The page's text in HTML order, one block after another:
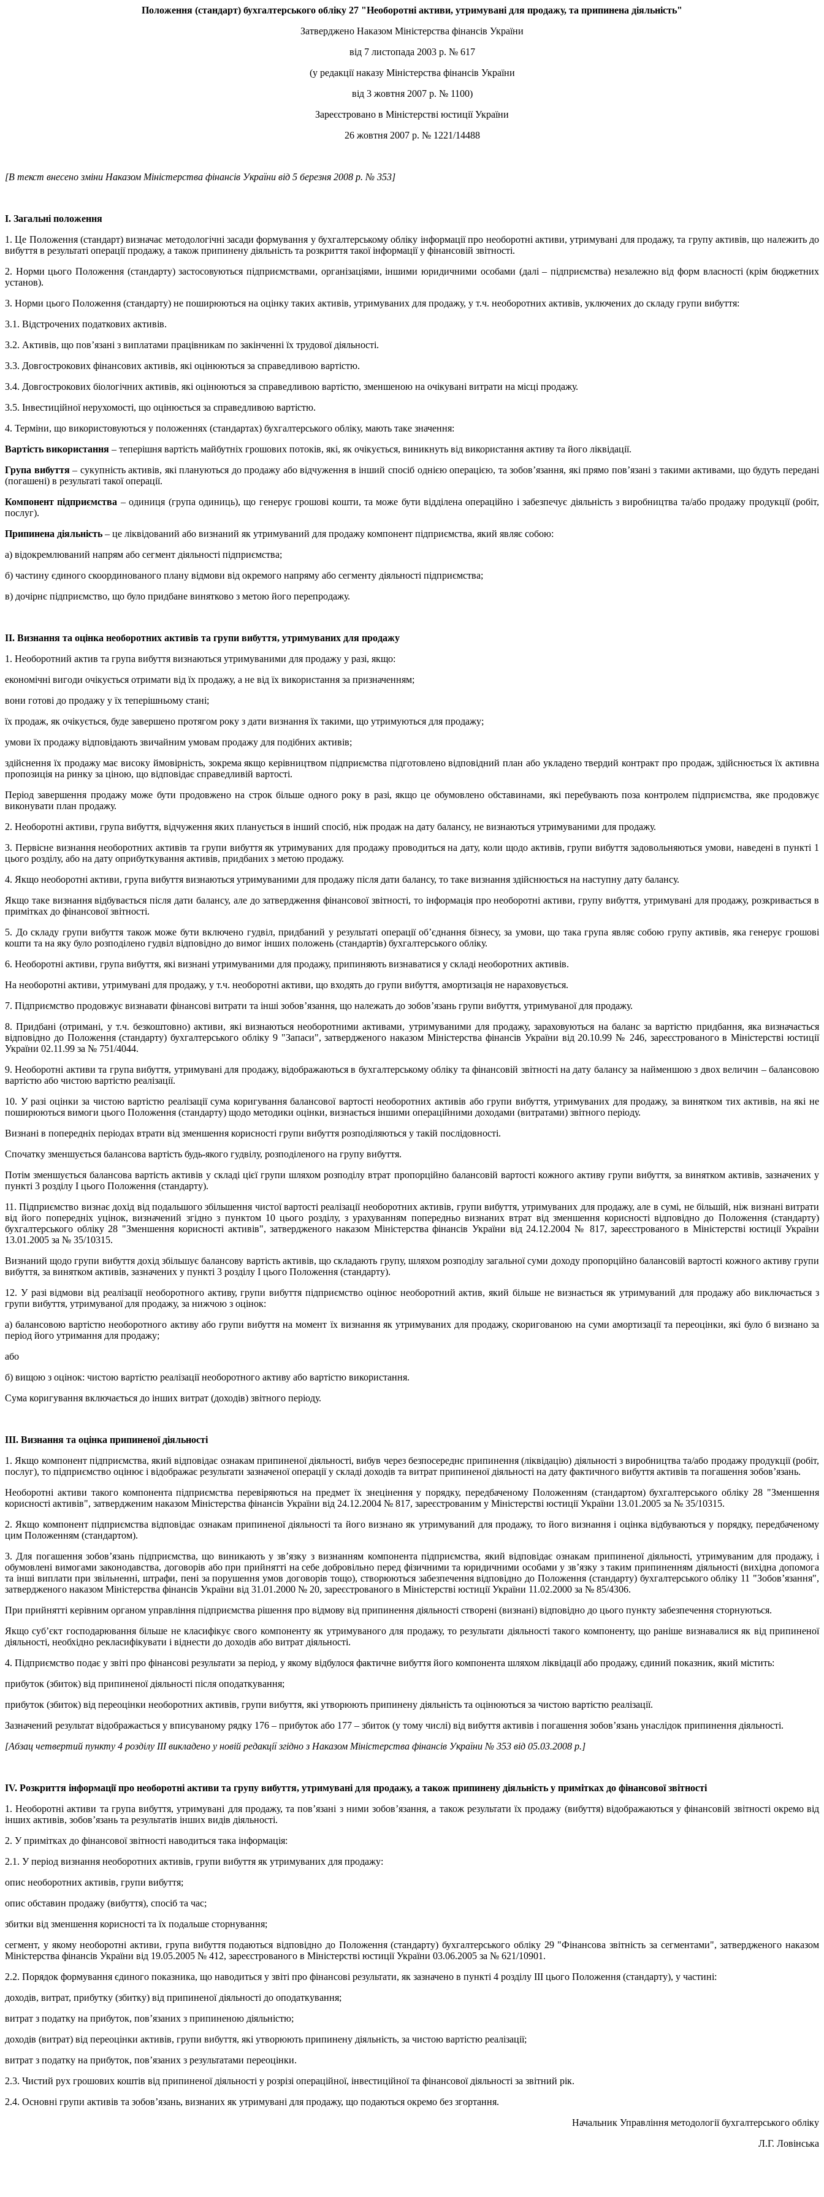
Положення (стандарт) бухгалтерського обліку 27 "Необоротні активи, утримувані для продажу, та припинена діяльність"
Затверджено Наказом Міністерства фінансів України
від 7 листопада 2003 р. № 617
(у редакції наказу Міністерства фінансів України
від 3 жовтня 2007 р. № 1100)
Зареєстровано в Міністерстві юстиції України
26 жовтня 2007 р. № 1221/14488
[В текст внесено зміни Наказом Міністерства фінансів України від 5 березня 2008 р. № 353]
І. Загальні положення
1. Це Положення (стандарт) визначає методологічні засади формування у бухгалтерському обліку інформації про необоротні активи, утримувані для продажу, та групу активів, що належить до
вибуття в результаті операції продажу, а також припинену діяльність та розкриття такої інформації у фінансовій звітності.
2. Норми цього Положення (стандарту) застосовуються підприємствами, організаціями, іншими юридичними особами (далі – підприємства) незалежно від форм власності (крім бюджетних
установ).
3. Норми цього Положення (стандарту) не поширюються на оцінку таких активів, утримуваних для продажу, у т.ч. необоротних активів, уключених до складу групи вибуття:
3.1. Відстрочених податкових активів.
3.2. Активів, що пов’язані з виплатами працівникам по закінченні їх трудової діяльності.
3.3. Довгострокових фінансових активів, які оцінюються за справедливою вартістю.
3.4. Довгострокових біологічних активів, які оцінюються за справедливою вартістю, зменшеною на очікувані витрати на місці продажу.
3.5. Інвестиційної нерухомості, що оцінюється за справедливою вартістю.
4. Терміни, що використовуються у положеннях (стандартах) бухгалтерського обліку, мають таке значення:
Вартість використання – теперішня вартість майбутніх грошових потоків, які, як очікується, виникнуть від використання активу та його ліквідації.
Група вибуття– сукупність активів, які плануються до продажу або відчуження в інший спосіб однією операцією, та зобов’язання, які прямо пов’язані з такими активами, що будуть передані
(погашені) в результаті такої операції.
Компонент підприємства – одиниця (група одиниць), що генерує грошові кошти, та може бути відділена операційно і забезпечує діяльність з виробництва та/або продажу продукції (робіт,
послуг).
Припинена діяльність – це ліквідований або визнаний як утримуваний для продажу компонент підприємства, який являє собою:
а) відокремлюваний напрям або сегмент діяльності підприємства;
б) частину єдиного скоординованого плану відмови від окремого напряму або сегменту діяльності підприємства;
в) дочірнє підприємство, що було придбане винятково з метою його перепродажу.
ІІ. Визнання та оцінка необоротних активів та групи вибуття, утримуваних для продажу
1. Необоротний актив та група вибуття визнаються утримуваними для продажу у разі, якщо:
економічні вигоди очікується отримати від їх продажу, а не від їх використання за призначенням;
вони готові до продажу у їх теперішньому стані;
їх продаж, як очікується, буде завершено протягом року з дати визнання їх такими, що утримуються для продажу;
умови їх продажу відповідають звичайним умовам продажу для подібних активів;
здійснення їх продажу має високу ймовірність, зокрема якщо керівництвом підприємства підготовлено відповідний план або укладено твердий контракт про продаж, здійснюється їх активна
пропозиція на ринку за ціною, що відповідає справедливій вартості.
Період завершення продажу може бути продовжено на строк більше одного року в разі, якщо це обумовлено обставинами, які перебувають поза контролем підприємства, яке продовжує
виконувати план продажу.
2. Необоротні активи, група вибуття, відчуження яких планується в інший спосіб, ніж продаж на дату балансу, не визнаються утримуваними для продажу.
3. Первісне визнання необоротних активів та групи вибуття як утримуваних для продажу проводиться на дату, коли щодо активів, групи вибуття задовольняються умови, наведені в пункті 1
цього розділу, або на дату оприбуткування активів, придбаних з метою продажу.
4. Якщо необоротні активи, група вибуття визнаються утримуваними для продажу після дати балансу, то таке визнання здійснюється на наступну дату балансу.
Якщо таке визнання відбувається після дати балансу, але до затвердження фінансової звітності, то інформація про необоротні активи, групу вибуття, утримувані для продажу, розкривається в
примітках до фінансової звітності.
5. До складу групи вибуття також може бути включено гудвіл, придбаний у результаті операції об’єднання бізнесу, за умови, що така група являє собою групу активів, яка генерує грошові
кошти та на яку було розподілено гудвіл відповідно до вимог інших положень (стандартів) бухгалтерського обліку.
6. Необоротні активи, група вибуття, які визнані утримуваними для продажу, припиняють визнаватися у складі необоротних активів.
На необоротні активи, утримувані для продажу, у т.ч. необоротні активи, що входять до групи вибуття, амортизація не нараховується.
7. Підприємство продовжує визнавати фінансові витрати та інші зобов’язання, що належать до зобов’язань групи вибуття, утримуваної для продажу.
8. Придбані (отримані, у т.ч. безкоштовно) активи, які визнаються необоротними активами, утримуваними для продажу, зараховуються на баланс за вартістю придбання, яка визначається
відповідно до Положення (стандарту) бухгалтерського обліку 9 "Запаси", затвердженого наказом Міністерства фінансів України від 20.10.99 № 246, зареєстрованого в Міністерстві юстиції
України 02.11.99 за № 751/4044.
9. Необоротні активи та група вибуття, утримувані для продажу, відображаються в бухгалтерському обліку та фінансовій звітності на дату балансу за найменшою з двох величин – балансовою
вартістю або чистою вартістю реалізації.
10. У разі оцінки за чистою вартістю реалізації сума коригування балансової вартості необоротних активів або групи вибуття, утримуваних для продажу, за винятком тих активів, на які не
поширюються вимоги цього Положення (стандарту) щодо методики оцінки, визнається іншими операційними доходами (витратами) звітного періоду.
Визнані в попередніх періодах втрати від зменшення корисності групи вибуття розподіляються у такій послідовності.
Спочатку зменшується балансова вартість будь-якого гудвілу, розподіленого на групу вибуття.
Потім зменшується балансова вартість активів у складі цієї групи шляхом розподілу втрат пропорційно балансовій вартості кожного активу групи вибуття, за винятком активів, зазначених у
пункті 3 розділу І цього Положення (стандарту).
11. Підприємство визнає дохід від подальшого збільшення чистої вартості реалізації необоротних активів, групи вибуття, утримуваних для продажу, але в сумі, не більшій, ніж визнані витрати
від його попередніх уцінок, визначений згідно з пунктом 10 цього розділу, з урахуванням попередньо визнаних втрат від зменшення корисності відповідно до Положення (стандарту)
бухгалтерського обліку 28 "Зменшення корисності активів", затвердженого наказом Міністерства фінансів України від 24.12.2004 № 817, зареєстрованого в Міністерстві юстиції України
13.01.2005 за № 35/10315.
Визнаний щодо групи вибуття дохід збільшує балансову вартість активів, що складають групу, шляхом розподілу загальної суми доходу пропорційно балансовій вартості кожного активу групи
вибуття, за винятком активів, зазначених у пункті 3 розділу І цього Положення (стандарту).
12. У разі відмови від реалізації необоротного активу, групи вибуття підприємство оцінює необоротний актив, який більше не визнається як утримуваний для продажу або виключається з
групи вибуття, утримуваної для продажу, за нижчою з оцінок:
а) балансовою вартістю необоротного активу або групи вибуття на момент їх визнання як утримуваних для продажу, скоригованою на суми амортизації та переоцінки, які було б визнано за
період його утримання для продажу;
або
б) вищою з оцінок: чистою вартістю реалізації необоротного активу або вартістю використання.
Сума коригування включається до інших витрат (доходів) звітного періоду.
ІІІ. Визнання та оцінка припиненої діяльності
1. Якщо компонент підприємства, який відповідає ознакам припиненої діяльності, вибув через безпосереднє припинення (ліквідацію) діяльності з виробництва та/або продажу продукції (робіт,
послуг), то підприємство оцінює і відображає результати зазначеної операції у складі доходів та витрат припиненої діяльності на дату фактичного вибуття активів та погашення зобов’язань.
Необоротні активи такого компонента підприємства перевіряються на предмет їх знецінення у порядку, передбаченому Положенням (стандартом) бухгалтерського обліку 28 "Зменшення
корисності активів", затвердженим наказом Міністерства фінансів України від 24.12.2004 № 817, зареєстрованим у Міністерстві юстиції України 13.01.2005 за № 35/10315.
2. Якщо компонент підприємства відповідає ознакам припиненої діяльності та його визнано як утримуваний для продажу, то його визнання і оцінка відбуваються у порядку, передбаченому
цим Положенням (стандартом).
3. Для погашення зобов’язань підприємства, що виникають у зв’язку з визнанням компонента підприємства, який відповідає ознакам припиненої діяльності, утримуваним для продажу, і
обумовлені вимогами законодавства, договорів або при прийнятті на себе добровільно перед фізичними та юридичними особами у зв’язку з таким припиненням діяльності (вихідна допомога
та інші виплати при звільненні, штрафи, пені за порушення умов договорів тощо), створюються забезпечення відповідно до Положення (стандарту) бухгалтерського обліку 11 "Зобов’язання",
затвердженого наказом Міністерства фінансів України від 31.01.2000 № 20, зареєстрованого в Міністерстві юстиції України 11.02.2000 за № 85/4306.
При прийнятті керівним органом управління підприємства рішення про відмову від припинення діяльності створені (визнані) відповідно до цього пункту забезпечення сторнуються.
Якщо суб’єкт господарювання більше не класифікує свого компоненту як утримуваного для продажу, то результати діяльності такого компоненту, що раніше визнавалися як від припиненої
діяльності, необхідно рекласифікувати і віднести до доходів або витрат діяльності.
4. Підприємство подає у звіті про фінансові результати за період, у якому відбулося фактичне вибуття його компонента шляхом ліквідації або продажу, єдиний показник, який містить:
прибуток (збиток) від припиненої діяльності після оподаткування;
прибуток (збиток) від переоцінки необоротних активів, групи вибуття, які утворюють припинену діяльність та оцінюються за чистою вартістю реалізації.
Зазначений результат відображається у вписуваному рядку 176 – прибуток або 177 – збиток (у тому числі) від вибуття активів і погашення зобов’язань унаслідок припинення діяльності.
[Абзац четвертий пункту 4 розділу III викладено у новій редакції згідно з Наказом Міністерства фінансів України № 353 від 05.03.2008 р.]
ІV. Розкриття інформації про необоротні активи та групу вибуття, утримувані для продажу, а також припинену діяльність у примітках до фінансової звітності
1. Необоротні активи та група вибуття, утримувані для продажу, та пов’язані з ними зобов’язання, а також результати їх продажу (вибуття) відображаються у фінансовій звітності окремо від
інших активів, зобов’язань та результатів інших видів діяльності.
2. У примітках до фінансової звітності наводиться така інформація:
2.1. У період визнання необоротних активів, групи вибуття як утримуваних для продажу:
опис необоротних активів, групи вибуття;
опис обставин продажу (вибуття), спосіб та час;
збитки від зменшення корисності та їх подальше сторнування;
сегмент, у якому необоротні активи, група вибуття подаються відповідно до Положення (стандарту) бухгалтерського обліку 29 "Фінансова звітність за сегментами", затвердженого наказом
Міністерства фінансів України від 19.05.2005 № 412, зареєстрованого в Міністерстві юстиції України 03.06.2005 за № 621/10901.
2.2. Порядок формування єдиного показника, що наводиться у звіті про фінансові результати, як зазначено в пункті 4 розділу ІІІ цього Положення (стандарту), у частині:
доходів, витрат, прибутку (збитку) від припиненої діяльності до оподаткування;
витрат з податку на прибуток, пов’язаних з припиненою діяльністю;
доходів (витрат) від переоцінки активів, групи вибуття, які утворюють припинену діяльність, за чистою вартістю реалізації;
витрат з податку на прибуток, пов’язаних з результатами переоцінки.
2.3. Чистий рух грошових коштів від припиненої діяльності у розрізі операційної, інвестиційної та фінансової діяльності за звітний рік.
2.4. Основні групи активів та зобов’язань, визнаних як утримувані для продажу, що подаються окремо без згортання.
Начальник Управління методології бухгалтерського обліку
Л.Г. Ловінська